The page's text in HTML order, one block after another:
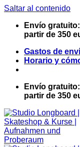
Saltar al contenido
Envío
partir de 350
Gastos de
Horario y
Envío
partir de 350